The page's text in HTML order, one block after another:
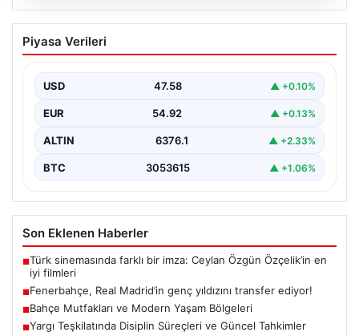
05.08.2026
Fenerbahçe, Real Madrid’in genç
yıldızını transfer ediyor!
Piyasa Verileri
USD 47.58 ▲ +0.10%
EUR 54.92 ▲ +0.13%
ALTIN 6376.1 ▲ +2.33%
BTC 3053615 ▲ +1.06%
Son Eklenen Haberler
■Türk sinemasında farklı bir imza: Ceylan Özgün Özçelik’in en
iyi filmleri
■Fenerbahçe, Real Madrid’in genç yıldızını transfer ediyor!
■Bahçe Mutfakları ve Modern Yaşam Bölgeleri
■Yargı Teşkilatında Disiplin Süreçleri ve Güncel Tahkimler